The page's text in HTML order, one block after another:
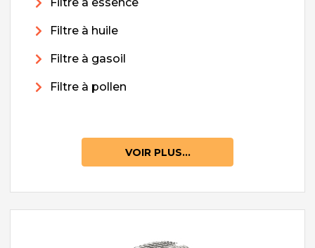
Filtre à huile
Filtre à gasoil
Filtre à pollen
VOIR PLUS...